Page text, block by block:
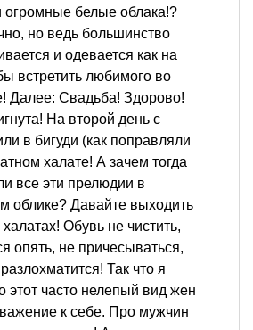
огромные белые облака!?
но ведь большинство
и одевается как на
встретить любимого во
Далее: Свадьба! Здорово!
На второй день с
в бигуди (как поправляли
халате! А зачем тогда
все эти прелюдии в
облике? Давайте выходить
Обувь не чистить,
опять, не причесываться,
Так что я
этот часто нелепый вид жен
к себе. Про мужчин